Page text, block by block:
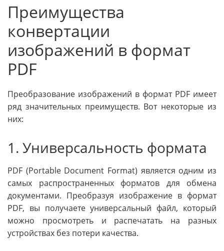
Преимущества
конвертации
изображений в формат
PDF
Преобразование изображений в формат PDF имеет
ряд значительных преимуществ. Вот некоторые из
них:
1. Универсальность формата
PDF (Portable Document Format) является одним из
самых распространенных форматов для обмена
документами. Преобразуя изображение в формат
PDF, вы получаете универсальный файл, который
можно просмотреть и распечатать на разных
устройствах без потери качества.